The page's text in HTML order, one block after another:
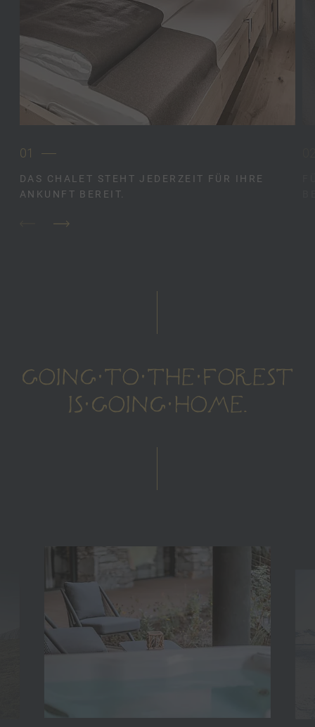
01
DAS CHALET STEHT JEDERZEIT FÜR IHRE
ANKUNFT BEREIT.
GOING TO THE FOREST
IS GOING HOME.